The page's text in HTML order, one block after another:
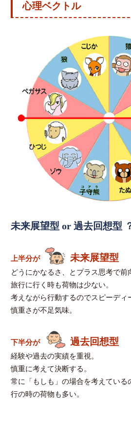
心理ベクトル
未来展望型 or 過去回想型
上半分が 未来展望型
どうにかなるさ、とプラス思考で前
旅行に行く時も荷物は少ない。
考えながら行動するのでスピーディ
慎重さが不足気味。
下半分が 過去回想型
経験や過去の実績を重視。
慎重に考えて決断する。
常に「もしも」の場合を考えている
行の時の荷物も多い。